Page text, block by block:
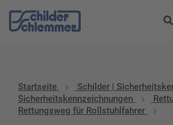
Startseite
Schilder |
Sicherheitskennzeichnungen
Rettungsweg für Rollstuhlfahrer